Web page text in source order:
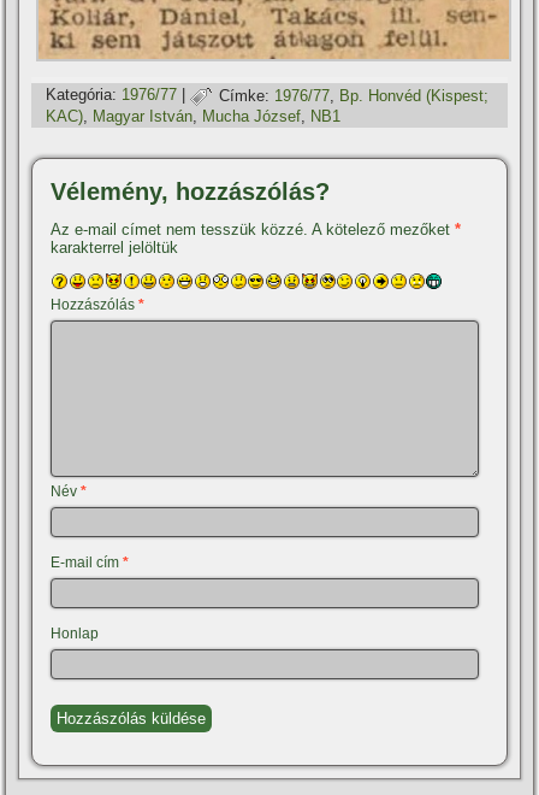
Kategória: 1976/77 | Címke: 1976/77
Bp. Honvéd (Kispest;
KAC), Magyar István, Mucha József, NB1
Vélemény, hozzászólás?
Az e-mail címet nem tesszük közzé. A kötelező mezőket*
karakterrel jelöltük
Hozzászólás*
Név*
E-mail cím*
Honlap